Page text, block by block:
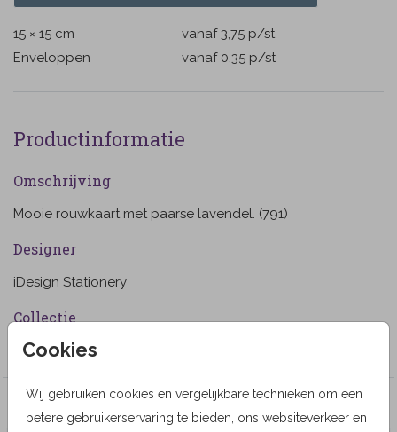
Cookies
Wij gebruiken cookies en vergelijkbare technieken om een
betere gebruikerservaring te bieden, ons websiteverkeer en
15 × 15 cm vanaf 3,75 p/st
Enveloppen
vanaf 0,35 p/st
Productinformatie
Omschrijving
Mooie rouwkaart met paarse lavendel. (791)
Designer
iDesign Stationery
Collectie
Wenskaarten
Veel gekozen producten